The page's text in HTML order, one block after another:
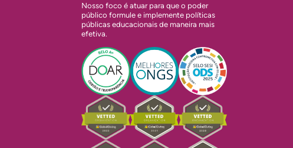
Nosso foco é atuar para que o poder
público formule e implemente políticas
públicas educacionais de maneira mais
efetiva.